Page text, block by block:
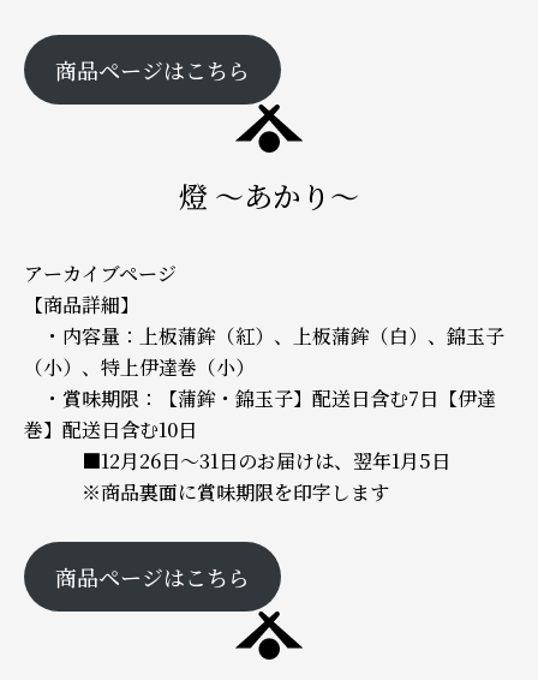
商品ページはこちら
燈 ～あかり～
アーカイブページ
【商品詳細】
・内容量：上板蒲鉾（紅）、上板蒲鉾（白）、錦玉子
（小）、特上伊達巻（小）
・賞味期限：【蒲鉾・錦玉子】配送日含む7日【伊達
巻】配送日含む10日
■12月26日～31日のお届けは、翌年1月5日
※商品裏面に賞味期限を印字します
商品ページはこちら